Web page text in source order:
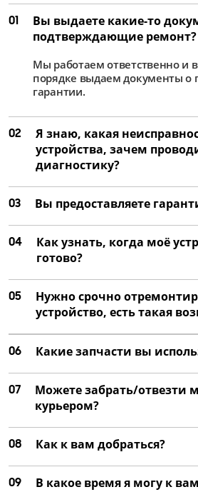
от 1 500 ₽
Замена аккумулятора
от 1 250 ₽
Восстановление
попадания влаги
от 3 500 ₽
Ремонт или замена
элементов
Ремонт или замена кнопок
от 1 750 ₽
Настройка фокусировки и
от 1 500 ₽
Тестирование работы
от 1 000 ₽
Замена механизма
от 4 250 ₽
Ремонт механизма
Чистка от пыли и загрязнений
от 1 000 ₽
01
Вы выдаете какие-то
подтверждающие ремонт?
Мы работаем ответственно и
порядке выдаем документы о
гарантии.
02
Я знаю, какая
устройства, зачем
диагностику?
03 Вы предоставляете
04
Как узнать, когда моё
готово?
05
Нужно срочно
устройство, есть такая
06 Какие запчасти вы
07
Можете забрать/отвезти
курьером?
08 Как к вам добраться?
09 В какое время я могу к